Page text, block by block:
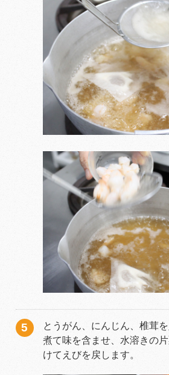
とうがん、にんじん、椎茸
煮て味を含ませ、水溶きの
けてえびを戻します。